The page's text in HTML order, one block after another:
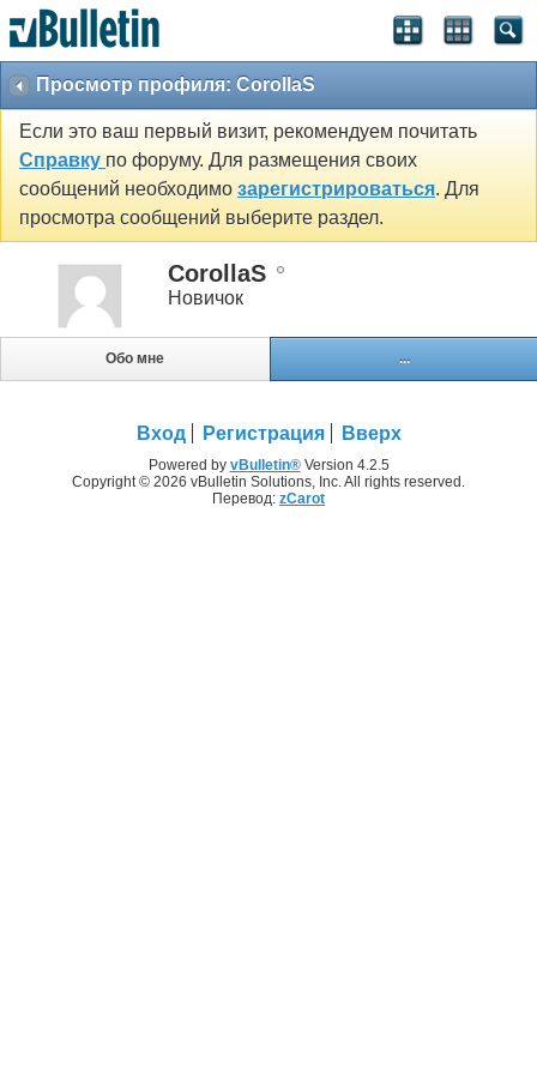
Просмотр профиля: CorollaS
Если это ваш первый визит, рекомендуем почитать
Справку по форуму. Для размещения своих
сообщений необходимо зарегистрироваться. Для
просмотра сообщений выберите раздел.
CorollaS
Новичок
Обо мне ...
Вход Регистрация Вверх
Powered by vBulletin®Version 4.2.5
Copyright © 2026 vBulletin Solutions, Inc. All rights reserved.
Перевод: zCarot